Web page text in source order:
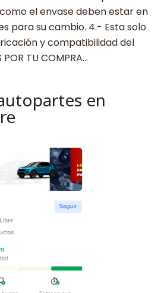
el envase deben estar en
para su cambio. 4.- Esta solo
y compatibilidad del
TU COMPRA…
en